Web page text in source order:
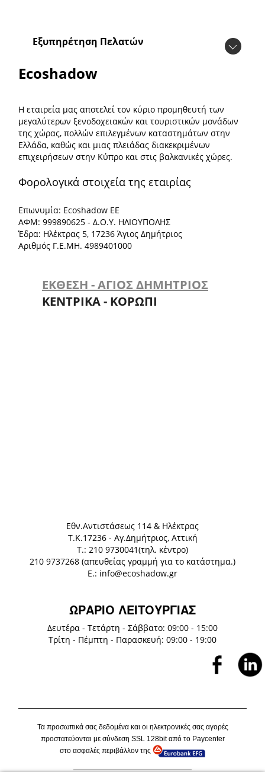
Εξυπηρέτηση Πελατών
Ecoshadow
Η εταιρεία μας αποτελεί τον κύριο προμηθευτή των
μεγαλύτερων ξενοδοχειακών και τουριστικών μονάδων
της χώρας, πολλών επιλεγμένων καταστημάτων στην
Ελλάδα, καθώς και μιας πλειάδας διακεκριμένων
επιχειρήσεων στην Κύπρο και στις βαλκανικές χώρες.
Φορολογικά στοιχεία της εταιρίας
Επωνυμία: Ecoshadow ΕΕ
ΑΦΜ: 999890625 - Δ.Ο.Υ. ΗΛΙΟΥΠΟΛΗΣ
Έδρα: Ηλέκτρας 5, 17236 Άγιος Δημήτριος
Αριθμός Γ.Ε.ΜΗ. 4989401000
ΕΚΘΕΣΗ - ΑΓΙΟΣ ΔΗΜΗΤΡΙΟΣ
ΚΕΝΤΡΙΚΑ - ΚΟΡΩΠΙ
Eθν.Αντιστάσεως 114 & Ηλέκτρας
Τ.Κ.17236 - Αγ.Δημήτριος, Αττική
Τ.: 210 9730041(τηλ. κέντρο)
210 9737268 (απευθείας γραμμή για το κατάστημα.)
E.: info@ecoshadow.gr
ΩΡΑΡΙΟ ΛΕΙΤΟΥΡΓΙΑΣ
Δευτέρα - Τετάρτη - Σάββατο: 09:00 - 15:00
Τρίτη - Πέμπτη - Παρασκευή: 09:00 - 19:00
Τα προσωπικά σας δεδομένα και οι ηλεκτρονικές σας αγορές
προστατεύονται με σύνδεση SSL128bit από το Paycenter
στο ασφαλές περιβάλλον της